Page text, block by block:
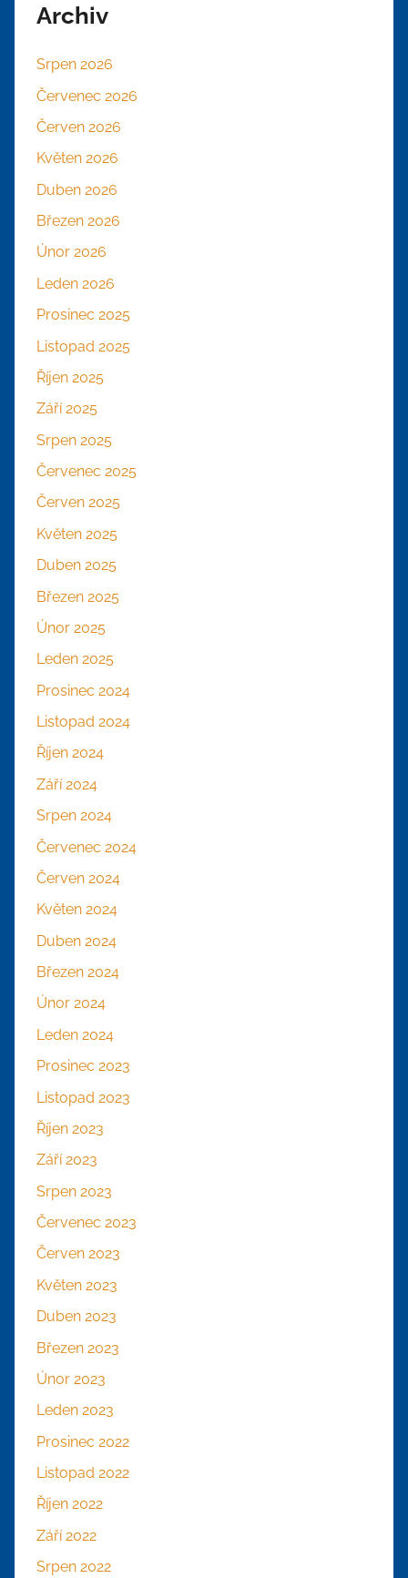
Archiv
Srpen 2026
Červenec 2026
Červen 2026
Květen 2026
Duben 2026
Březen 2026
Únor 2026
Leden 2026
Prosinec 2025
Listopad 2025
Říjen 2025
Září 2025
Srpen 2025
Červenec 2025
Červen 2025
Květen 2025
Duben 2025
Březen 2025
Únor 2025
Leden 2025
Prosinec 2024
Listopad 2024
Říjen 2024
Září 2024
Srpen 2024
Červenec 2024
Červen 2024
Květen 2024
Duben 2024
Březen 2024
Únor 2024
Leden 2024
Prosinec 2023
Listopad 2023
Říjen 2023
Září 2023
Srpen 2023
Červenec 2023
Červen 2023
Květen 2023
Duben 2023
Březen 2023
Únor 2023
Leden 2023
Prosinec 2022
Listopad 2022
Říjen 2022
Září 2022
Srpen 2022